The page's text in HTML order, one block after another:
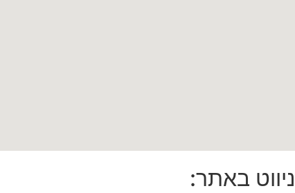
ניווט באתר: